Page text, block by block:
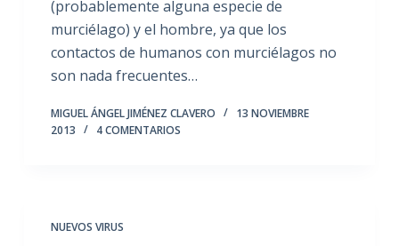
(probablemente alguna especie de
murciélago) y el hombre, ya que los
contactos de humanos con murciélagos no
son nada frecuentes…
MIGUEL ÁNGEL JIMÉNEZ CLAVERO
13 NOVIEMBRE
2013
4 COMENTARIOS
NUEVOS VIRUS